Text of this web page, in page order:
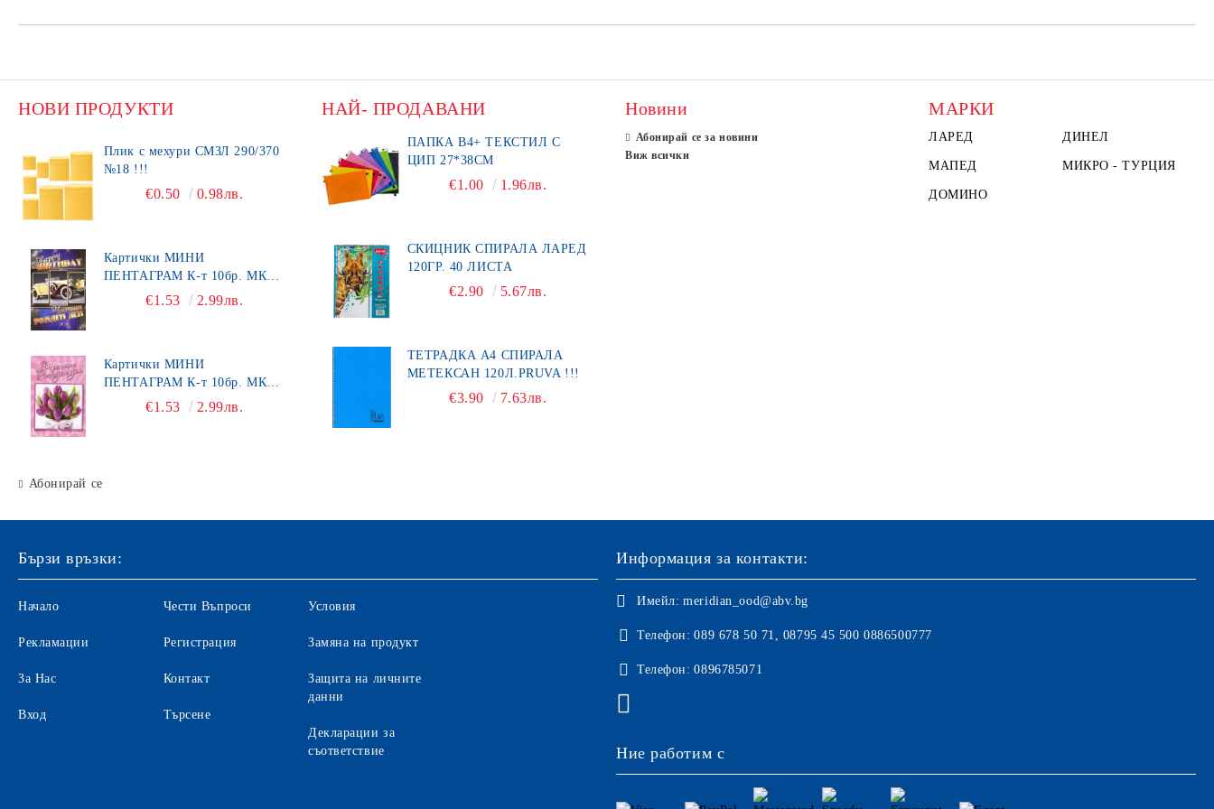
НОВИ ПРОДУКТИ
Плик с мехури СМЗЛ 290/370
№18 !!!
€0.50 0.98лв.
Картички МИНИ
ПЕНТАГРАМ К-т 10бр. МК
€1.53 2.99лв.
Картички МИНИ
ПЕНТАГРАМ К-т 10бр. МК
€1.53 2.99лв.
Абонирай се
НАЙ- ПРОДАВАНИ
ПАПКА В4+ ТЕКСТИЛ С
ЦИП 27*38СМ
€1.00 1.96лв.
СКИЦНИК СПИРАЛА ЛАРЕД
120ГР. 40 ЛИСТА
€2.90 5.67лв.
ТЕТРАДКА А4 СПИРАЛА
МЕТЕКСАН 120Л.PRUVA !!!
€3.90 7.63лв.
Новини
Абонирай се за новини
Виж всички
МАРКИ
ЛАРЕД ДИНЕЛ
МАПЕД МИКРО - ТУРЦИЯ
ДОМИНО
Бързи връзки:
Начало
Рекламации
За Нас
Вход
Чести Въпроси
Регистрация
Контакт
Търсене
Условия
Замяна на продукт
Защита на личните
данни
Декларации за
съответствие
Информация за контакти:
Имейл: meridian_ood@abv.bg
Телефон: 089 678 50 71, 08795 45 500 0886500777
Телефон: 0896785071
Ние работим с